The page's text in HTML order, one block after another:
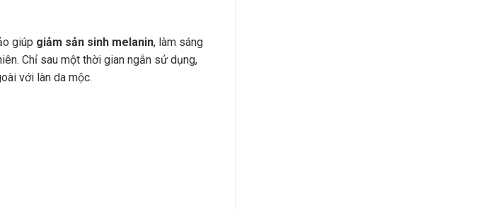
giúp giảm sản sinh melanin, làm sáng
Chỉ sau một thời gian ngắn sử dụng,
với làn da mộc.